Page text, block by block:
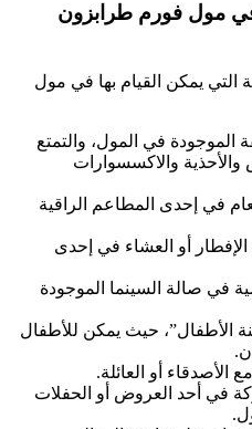
في مول فورم طرابزون
التي يمكن القيام بها في مول
الموجودة في المول، والتمتع
والاكسسوارات
في إحدى المطاعم الراقية
الإفطار أو العشاء في إحدى
في صالة السينما الموجودة
الأطفال”، حيث يمكن للأطفال
الأصدقاء أو العائلة.
في أحد العروض أو الحفلات